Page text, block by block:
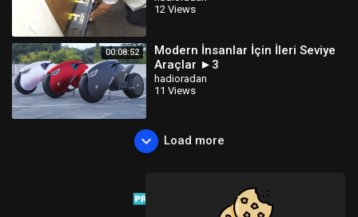
12 Views
00:08:52
Modern İnsanlar İçin İleri Seviye
Araçlar ►3
hadioradan
11 Views
Load more